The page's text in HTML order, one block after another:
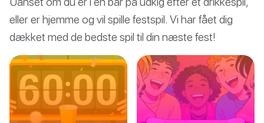
eller er hjemme og vil spille festspil. Vi har fået dig
dækket med de bedste spil til din næste fest!